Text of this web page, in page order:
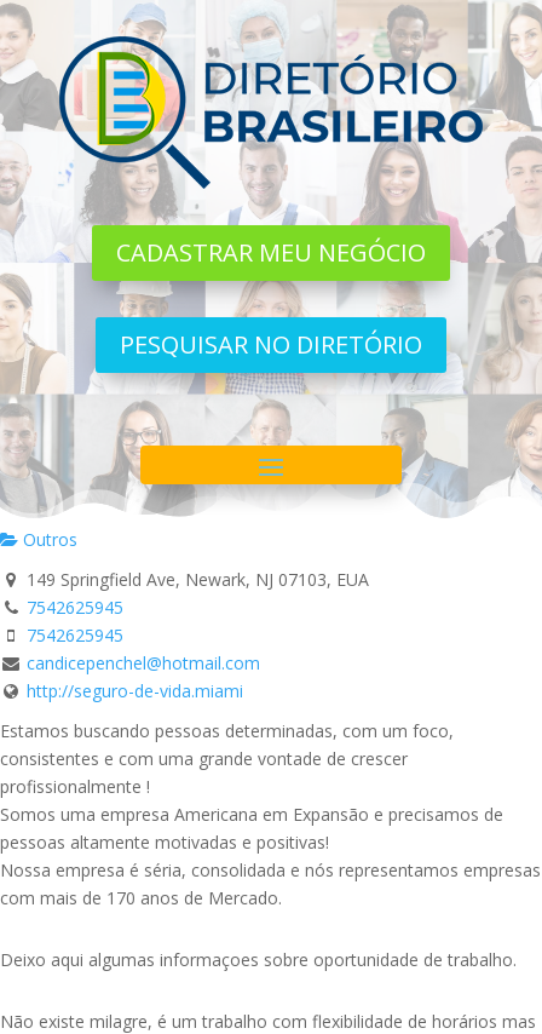
CADASTRAR MEU NEGÓCIO
PESQUISAR NO DIRETÓRIO
Outros
149 Springfield Ave, Newark, NJ 07103, EUA
7542625945
7542625945
candicepenchel@hotmail.com
http://seguro-de-vida.miami
Estamos buscando pessoas determinadas, com um foco,
consistentes e com uma grande vontade de crescer
profissionalmente !
Somos uma empresa Americana em Expansão e precisamos de
pessoas altamente motivadas e positivas!
Nossa empresa é séria, consolidada e nós representamos empresas
com mais de 170 anos de Mercado.
Deixo aqui algumas informaçoes sobre oportunidade de trabalho.
Não existe milagre, é um trabalho com flexibilidade de horários mas